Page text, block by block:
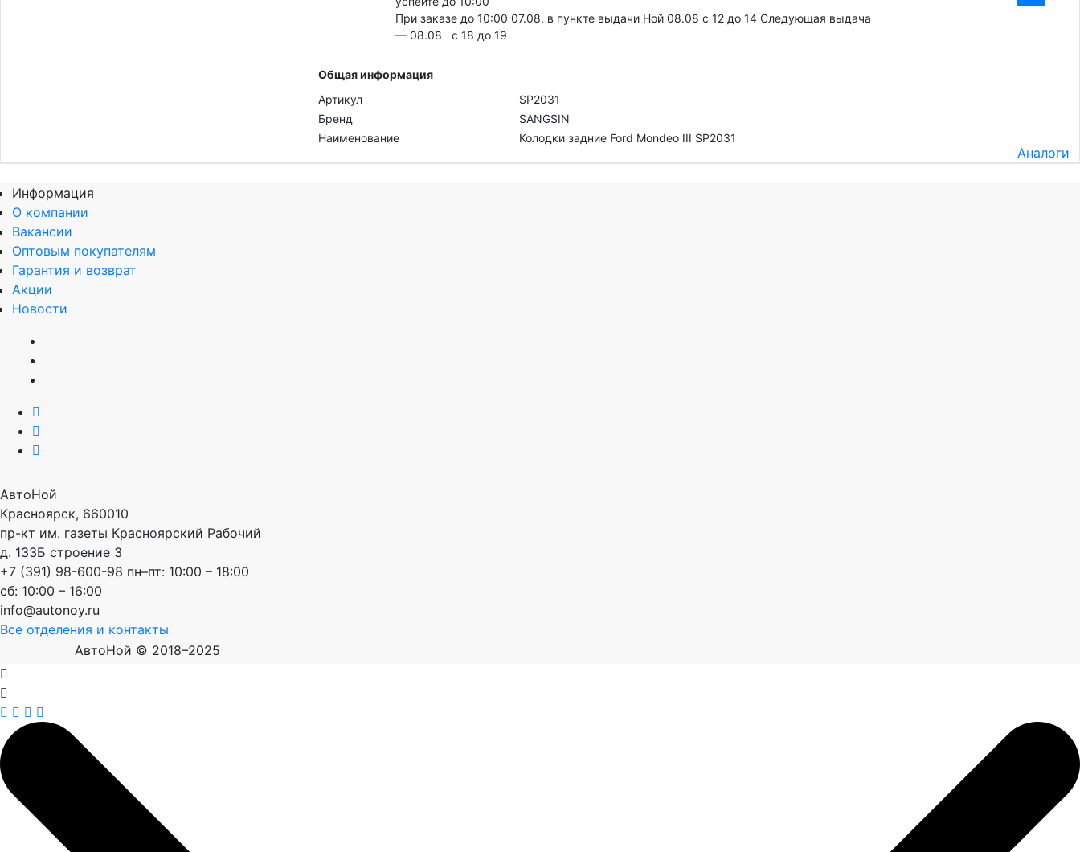
При заказе до 10:00 07.08, в пункте выдачи Ной 08.08 c 12 до 14 Следующая выдача
— 08.08 c 18 до 19
Общая информация
Артикул
SP2031
Бренд
SANGSIN
Наименование
Колодки задние Ford Mondeo III SP2031
Аналоги
Информация
О компании
Вакансии
Оптовым покупателям
Гарантия и возврат
Акции
Новости
АвтоНой
Красноярск, 660010
пр-кт им. газеты Красноярский Рабочий
д. 133Б строение 3
+7 (391) 98-600-98 пн–пт: 10:00 – 18:00
сб: 10:00 – 16:00
info@autonoy.ru
Все отделения и контакты
АвтоНой © 2018–2025